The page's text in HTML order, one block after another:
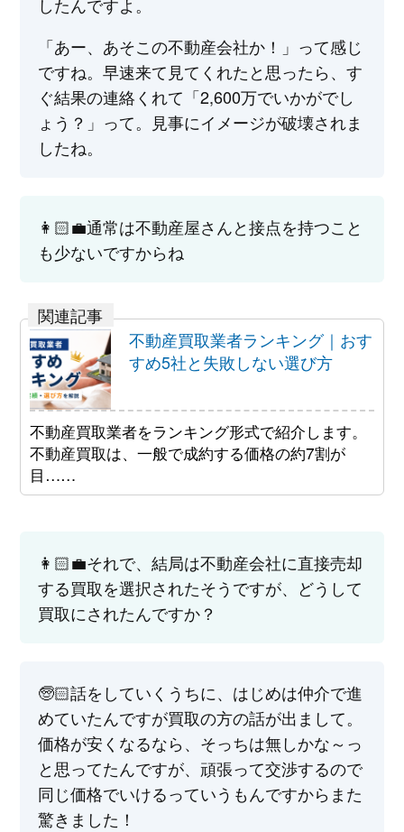
したんですよ。
「あー、あそこの不動産会社か！」って感じ
ですね。早速来て見てくれたと思ったら、す
ぐ結果の連絡くれて「2,600万でいかがでし
ょう？」って。見事にイメージが破壊されま
したね。
👩🏻‍💼通常は不動産屋さんと接点を持つこと
も少ないですからね
不動産買取業者ランキング｜おす
すめ5社と失敗しない選び方
不動産買取業者をランキング形式で紹介します。
不動産買取は、一般で成約する価格の約7割が
目……
👩🏻‍💼それで、結局は不動産会社に直接売却
する買取を選択されたそうですが、どうして
買取にされたんですか？
🧓🏻話をしていくうちに、はじめは仲介で進
めていたんですが買取の方の話が出まして。
価格が安くなるなら、そっちは無しかな～っ
と思ってたんですが、頑張って交渉するので
同じ価格でいけるっていうもんですからまた
驚きました！